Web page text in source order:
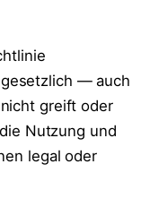
— auch
greift oder
Nutzung und
legal oder